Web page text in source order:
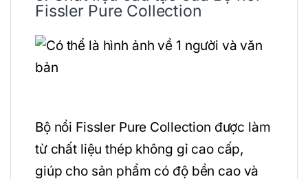
Fissler Pure Collection
Bộ nồi Fissler Pure Collection được làm
từ chất liệu thép không gỉ cao cấp,
giúp cho sản phẩm có độ bền cao và